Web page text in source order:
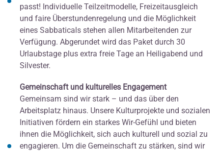
passt! Individuelle Teilzeitmodelle, Freizeitausgleich
und faire Überstundenregelung und die Möglichkeit
eines Sabbaticals stehen allen Mitarbeitenden zur
Verfügung. Abgerundet wird das Paket durch 30
Urlaubstage plus extra freie Tage an Heiligabend und
Silvester.
Gemeinschaft und kulturelles Engagement
Gemeinsam sind wir stark – und das über den
Arbeitsplatz hinaus. Unsere Kulturprojekte und sozialen
Initiativen fördern ein starkes Wir-Gefühl und bieten
ihnen die Möglichkeit, sich auch kulturell und sozial zu
engagieren. Um die Gemeinschaft zu stärken, sind wir